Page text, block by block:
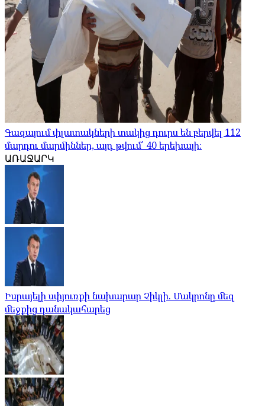
Գազայում փլատակների տակից դուրս են բերվել 112
մարդու մարմիններ, այդ թվում՝ 40 երեխայի։
ԱՌԱՋԱՐԿ
Իսրայելի սփյուռքի նախարար Չիկլի. Մակրոնը մեզ
մեջքից դանակահարեց